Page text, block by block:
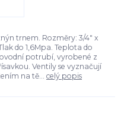
trnem. Rozměry: 3/4" x
do 1,6Mpa. Teplota do
potrubí, vyrobené z
Ventily se vyznačují
na tě... celý popis